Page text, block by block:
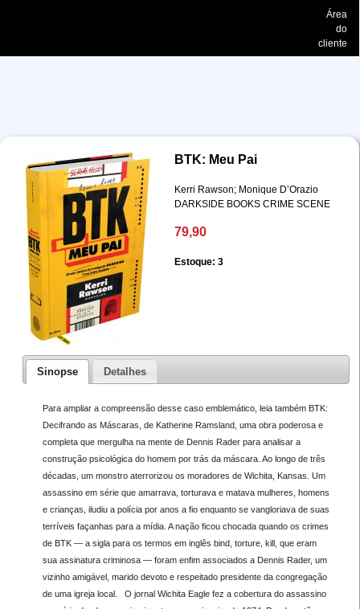
Área
do
cliente
BTK: Meu Pai
Kerri Rawson; Monique D’Orazio
DARKSIDE BOOKS CRIME SCENE
79,90
Estoque: 3
Sinopse Detalhes
Para ampliar a compreensão desse caso emblemático, leia também BTK:
Decifrando as Máscaras, de Katherine Ramsland, uma obra poderosa e
completa que mergulha na mente de Dennis Rader para analisar a
construção psicológica do homem por trás da máscara. Ao longo de três
décadas, um monstro aterrorizou os moradores de Wichita, Kansas. Um
assassino em série que amarrava, torturava e matava mulheres, homens
e crianças, iludiu a polícia por anos a fio enquanto se vangloriava de suas
terríveis façanhas para a mídia. A nação ficou chocada quando os crimes
de BTK — a sigla para os termos em inglês bind, torture, kill, que eram
sua assinatura criminosa — foram enfim associados a Dennis Rader, um
vizinho amigável, marido devoto e respeitado presidente da congregação
de uma igreja local. O jornal Wichita Eagle fez a cobertura do assassino